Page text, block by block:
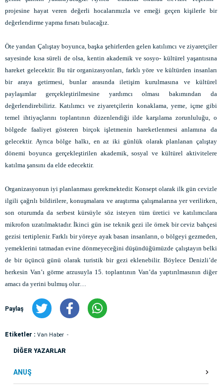
projesine hayat veren değerli hocalarımızla ve emeği geçen kişilerle bir
değerlendirme yapma fırsatı bulacağız.
Öte yandan Çalıştay boyunca, başka şehirlerden gelen katılımcı ve ziyaretçiler
sayesinde kısa süreli de olsa, kentin akademik ve sosyo- kültürel yaşantısına
hareket gelecektir. Bu tür organizasyonları, farklı yöre ve kültürden insanları
bir araya getirmesi, bunlar arasında iletişim kurulmasına ve kültürel
paylaşımlar gerçekleştirilmesine yardımcı olması bakımından da
değerlendirebiliriz. Katılımcı ve ziyaretçilerin konaklama, yeme, içme gibi
temel ihtiyaçlarını toplantının düzenlendiği ilde karşılama zorunluluğu, o
bölgede faaliyet gösteren birçok işletmenin hareketlenmesi anlamına da
gelecektir. Ayrıca bölge halkı, en az iki günlük olarak planlanan çalıştay
dönemi boyunca gerçekleştirilen akademik, sosyal ve kültürel aktivitelere
katılma şansını da elde edecektir.
Organizasyonun iyi planlanması gerekmektedir. Konsept olarak ilk gün cevizle
ilgili çağrılı bildirilere, konuşmalara ve araştırma çalışmalarına yer verilirken,
son oturumda da serbest kürsüyle söz isteyen tüm üretici ve katılımcılara
mikrofon uzatılmaktadır. İkinci gün ise teknik gezi ile örnek bir ceviz bahçesi
gezisi tertiplenir. Farklı bir yöreye ayak basan insanların, o bölgeyi gezmeden,
yemeklerini tatmadan evine dönmeyeceğini düşündüğümüzde çalıştayın belki
de bir üçüncü günü olarak turistik bir gezi eklenebilir. Böylece Denizli’de
herkesin Van’ı görme arzusuyla 15. toplantının Van’da yaptırılmasının diğer
amacı da yerini bulmuş olur…
Paylaş
Etiketler : Van Haber
DİĞER YAZARLAR
ANUŞ